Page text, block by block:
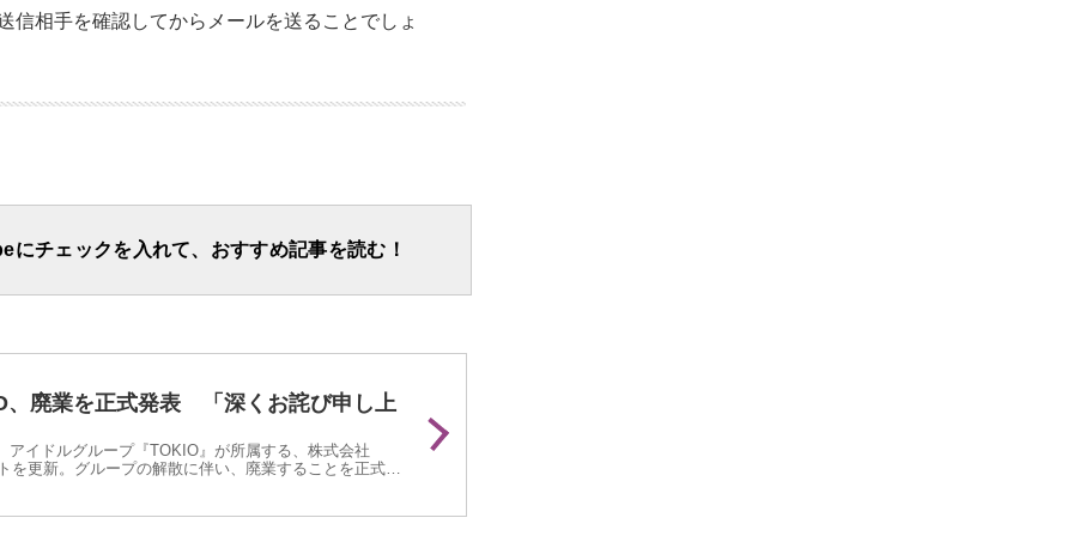
信相手を確認してからメールを送ることでしょ
にチェックを入れて、おすすめ記事を読む！
、廃業を正式発表 「深くお詫び申し上
アイドルグループ『TOKIO』が所属する、株式会社
を更新。グループの解散に伴い、廃業することを正式に